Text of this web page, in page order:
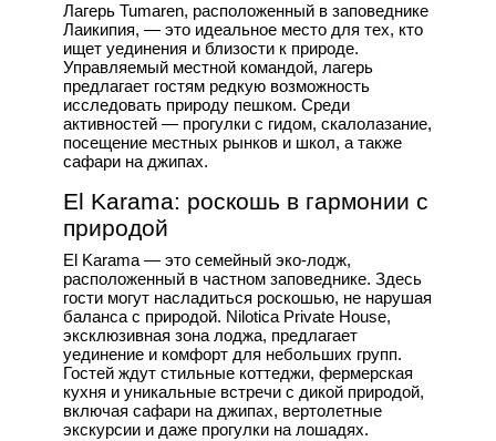
Лагерь Tumaren, расположенный в заповеднике
Лаикипия, — это идеальное место для тех, кто
ищет уединения и близости к природе.
Управляемый местной командой, лагерь
предлагает гостям редкую возможность
исследовать природу пешком. Среди
активностей — прогулки с гидом, скалолазание,
посещение местных рынков и школ, а также
сафари на джипах.
El Karama: роскошь в гармонии с
природой
El Karama — это семейный эко-лодж,
расположенный в частном заповеднике. Здесь
гости могут насладиться роскошью, не нарушая
баланса с природой. Nilotica Private House,
эксклюзивная зона лоджа, предлагает
уединение и комфорт для небольших групп.
Гостей ждут стильные коттеджи, фермерская
кухня и уникальные встречи с дикой природой,
включая сафари на джипах, вертолетные
экскурсии и даже прогулки на лошадях.